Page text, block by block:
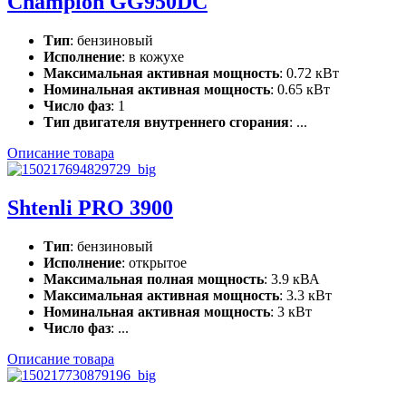
Тип: бензиновый
Исполнение: в кожухе
Максимальная активная мощность: 0.72 кВт
Номинальная активная мощность: 0.65 кВт
Число фаз: 1
Тип двигателя внутреннего сгорания: ...
Описание товара
Shtenli PRO 3900
Тип: бензиновый
Исполнение: открытое
Максимальная полная мощность: 3.9 кВА
Максимальная активная мощность: 3.3 кВт
Номинальная активная мощность: 3 кВт
Число фаз: ...
Описание товара